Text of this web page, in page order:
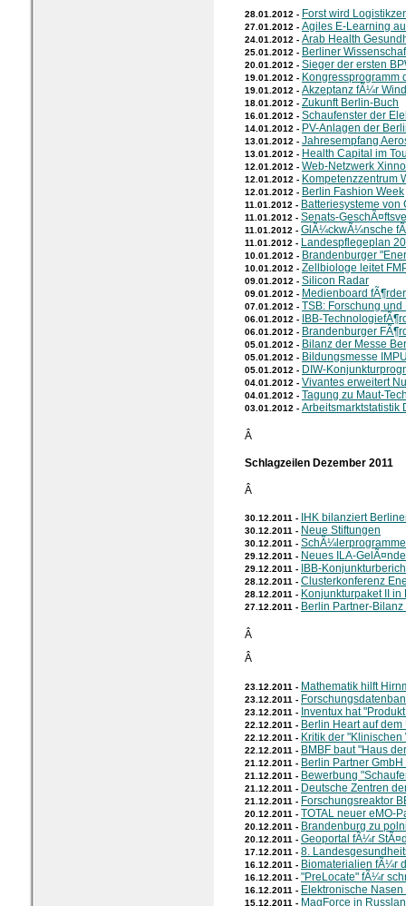
28.01.2012 - Forst wird
27.01.2012 - Agiles E-Learning
24.01.2012 - Arab Health
25.01.2012 - Berliner
20.01.2012 - Sieger der ersten
19.01.2012 - Kongressprogramm
19.01.2012 - Akzeptanz fÃ¼r
18.01.2012 - Zukunft Berlin-Buch
16.01.2012 - Schaufenster der
14.01.2012 - PV-Anlagen der
13.01.2012 - Jahresempfang
13.01.2012 - Health Capital im
12.01.2012 - Web-Netzwerk
12.01.2012 - Kompetenzzentrum
12.01.2012 - Berlin Fashion Week
11.01.2012 - Batteriesysteme von
11.01.2012 - Senats-
11.01.2012 - GlÃ¼ckwÃ¼nsche
11.01.2012 - Landespflegeplan
10.01.2012 - Brandenburger
10.01.2012 - Zellbiologe leitet
09.01.2012 - Silicon Radar
09.01.2012 - Medienboard
07.01.2012 - TSB: Forschung
06.01.2012 - IBB-
06.01.2012 - Brandenburger
05.01.2012 - Bilanz der Messe
05.01.2012 - Bildungsmesse
05.01.2012 - DIW-
04.01.2012 - Vivantes erweitert
04.01.2012 - Tagung zu Maut-
03.01.2012 - Arbeitsmarktstatistik
Â
Schlagzeilen Dezember 2011
Â
30.12.2011 - IHK bilanziert
30.12.2011 - Neue Stiftungen
30.12.2011 -
29.12.2011 - Neues ILA-GelÃ¤nde
29.12.2011 - IBB-
28.12.2011 - Clusterkonferenz
28.12.2011 - Konjunkturpaket II
27.12.2011 - Berlin Partner-Bilanz
Â
Â
23.12.2011 - Mathematik hilft
23.12.2011 -
23.12.2011 - Inventux hat
22.12.2011 - Berlin Heart auf dem
22.12.2011 - Kritik der "Klinischen
22.12.2011 - BMBF baut "Haus
21.12.2011 - Berlin Partner
21.12.2011 - Bewerbung
21.12.2011 - Deutsche Zentren
21.12.2011 - Forschungsreaktor
20.12.2011 - TOTAL neuer eMO-
20.12.2011 - Brandenburg zu
20.12.2011 - Geoportal fÃ¼r
17.12.2011 - 8.
16.12.2011 - Biomaterialien fÃ¼r
16.12.2011 - "PreLocate" fÃ¼r
16.12.2011 - Elektronische
15.12.2011 - MagForce in